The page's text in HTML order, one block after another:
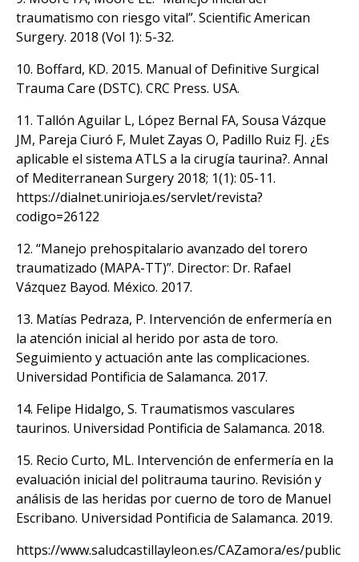
traumatismo con riesgo vital”. Scientific American
Surgery. 2018 (Vol 1): 5-32.
10. Boffard, KD. 2015. Manual of Definitive Surgical
Trauma Care (DSTC). CRC Press. USA.
11. Tallón Aguilar L, López Bernal FA, Sousa Vázque
JM, Pareja Ciuró F, Mulet Zayas O, Padillo Ruiz FJ. ¿Es
aplicable el sistema ATLS a la cirugía taurina?. Annal
of Mediterranean Surgery 2018; 1(1): 05-11.
https://dialnet.unirioja.es/servlet/revista?
codigo=26122
12. “Manejo prehospitalario avanzado del torero
traumatizado (MAPA-TT)”. Director: Dr. Rafael
Vázquez Bayod. México. 2017.
13. Matías Pedraza, P. Intervención de enfermería en
la atención inicial al herido por asta de toro.
Seguimiento y actuación ante las complicaciones.
Universidad Pontificia de Salamanca. 2017.
14. Felipe Hidalgo, S. Traumatismos vasculares
taurinos. Universidad Pontificia de Salamanca. 2018.
15. Recio Curto, ML. Intervención de enfermería en la
evaluación inicial del politrauma taurino. Revisión y
análisis de las heridas por cuerno de toro de Manuel
Escribano. Universidad Pontificia de Salamanca. 2019.
https://www.saludcastillayleon.es/CAZamora/es/public